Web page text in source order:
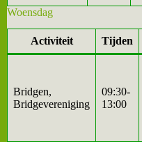
Woensdag
Activiteit Tijden
Bridgen,
Bridgevereniging
09:30-
13:00